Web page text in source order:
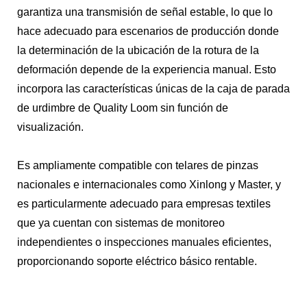
garantiza una transmisión de señal estable, lo que lo
hace adecuado para escenarios de producción donde
la determinación de la ubicación de la rotura de la
deformación depende de la experiencia manual. Esto
incorpora las características únicas de la caja de parada
de urdimbre de Quality Loom sin función de
visualización.
Es ampliamente compatible con telares de pinzas
nacionales e internacionales como Xinlong y Master, y
es particularmente adecuado para empresas textiles
que ya cuentan con sistemas de monitoreo
independientes o inspecciones manuales eficientes,
proporcionando soporte eléctrico básico rentable.